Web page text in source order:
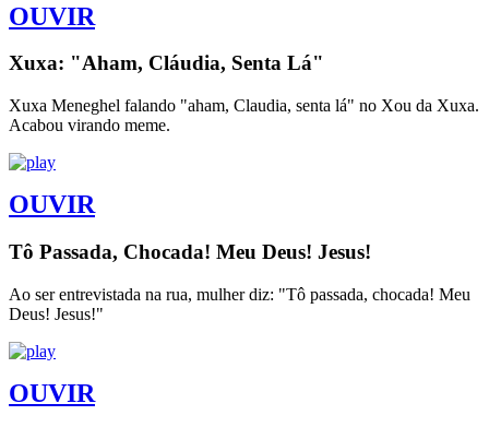
OUVIR
Xuxa: "Aham, Cláudia, Senta Lá"
Xuxa Meneghel falando "aham, Claudia, senta lá" no Xou da Xuxa.
Acabou virando meme.
OUVIR
Tô Passada, Chocada! Meu Deus! Jesus!
Ao ser entrevistada na rua, mulher diz: "Tô passada, chocada! Meu
Deus! Jesus!"
OUVIR